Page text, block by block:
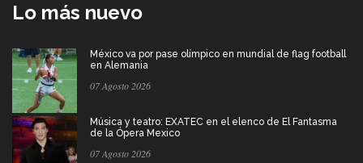
Lo más nuevo
México va por pase olímpico en mundial de flag football
en Alemania
07 Agosto 2026
Música y teatro: EXATEC en el elenco de El Fantasma
de la Ópera Mexico
07 Agosto 2026